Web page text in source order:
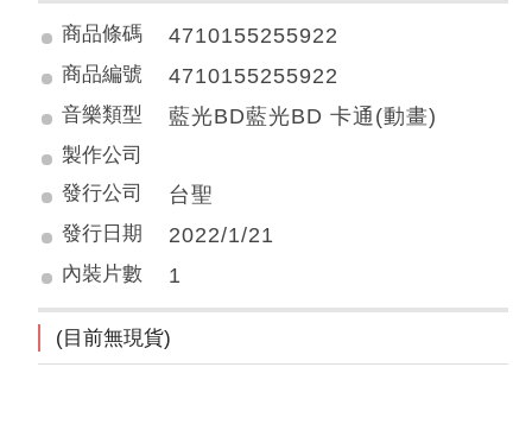
商品條碼 4710155255922
商品編號 4710155255922
音樂類型 藍光BD藍光BD 卡通(動畫)
製作公司
發行公司
台聖
發行日期 2022/1/21
內裝片數 1
(目前無現貨)